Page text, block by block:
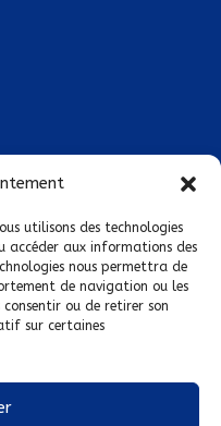
utilisons des technologies
accéder aux informations des
nous permettra de
de navigation ou les
consentir ou de retirer son
sur certaines
!